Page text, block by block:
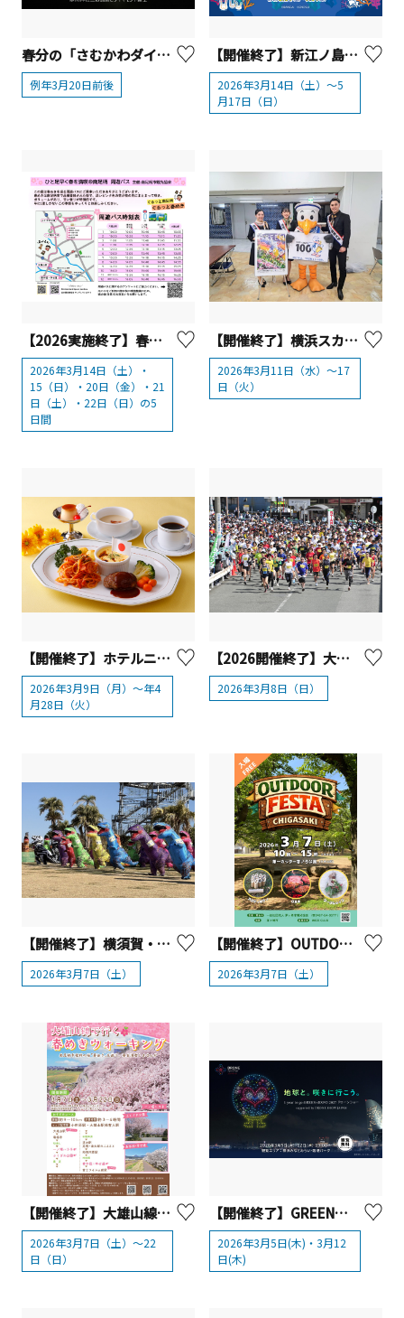
春分の「さむかわダイヤモンド富士」週間／（一社）寒川町観光協会
例年3月20日前後
【開催終了】新江ノ島水族館 特別イベント『えのすいで発見!! たまごっちと海のなかまたち!』【藤沢市】
2026年3月14日（土）～5
月17日（日）
【2026実施終了】春めき周遊バスを運行【南足柄市】
2026年3月14日（土）・
15（日）・20日（金）・21
日（土）・22日（日）の5
日間
【開催終了】横浜スカーフ 3/11～3/17「かながわシルクフェア」開催！【横浜市】
2026年3月11日（水）～17
日（火）
【開催終了】ホテルニューグランド『大人のお子様ランチ』【横浜市】
2026年3月9日（月）～年4
月28日（火）
【2026開催終了】大山登山マラソン【伊勢原市】
2026年3月8日（日）
【開催終了】横須賀・ソレイユの丘 「ソレイユ恐竜島」オープン記念「第4回 ティラノサウルスレース」開催
2026年3月7日（土）
【開催終了】OUTDOOR FESTA CHIGASAKI【茅ヶ崎市】
2026年3月7日（土）
【開催終了】大雄山線で行く春めきウォーキング【南足柄市】
2026年3月7日（土）～22
日（日）
【開催終了】GREEN×EXPO 2027の初ドローンショーを横浜で開催！【横浜市】
2026年3月5日(木)・3月12
日(木)